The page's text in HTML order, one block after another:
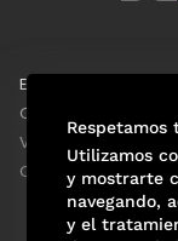
EL UNIVERSAL
Clase
ViveUSA
Confabulario
Respetamos
Utilizamos
y mostrarte
navegando,
y el